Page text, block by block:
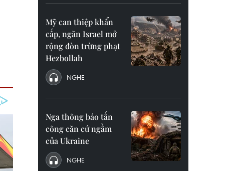
Mỹ can thiệp khẩn
cấp, ngăn Israel mở
rộng đòn trừng phạt
Hezbollah
NGHE
Nga thông báo tấn
công căn cứ ngầm
của Ukraine
NGHE